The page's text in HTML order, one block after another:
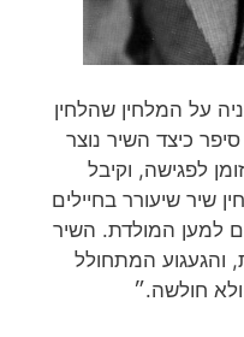
על המלחין שהלחין
כיצד השיר נוצר
לפגישה, וקיבל
שיר שיעורר בחיילים
למען המולדת. השיר
והגעגוע המתחולל
חולשה.״